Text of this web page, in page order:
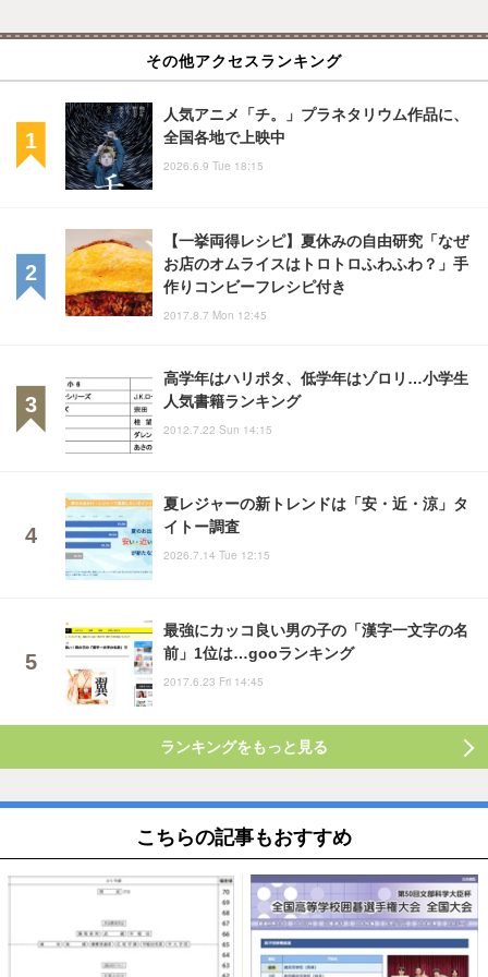
その他アクセスランキング
人気アニメ「チ。」プラネタリウム作品に、
全国各地で上映中
2026.6.9 Tue 18:15
【一挙両得レシピ】夏休みの自由研究「なぜ
お店のオムライスはトロトロふわふわ？」手
作りコンビーフレシピ付き
2017.8.7 Mon 12:45
高学年はハリポタ、低学年はゾロリ…小学生
人気書籍ランキング
2012.7.22 Sun 14:15
夏レジャーの新トレンドは「安・近・涼」タ
イトー調査
2026.7.14 Tue 12:15
最強にカッコ良い男の子の「漢字一文字の名
前」1位は…gooランキング
2017.6.23 Fri 14:45
ランキングをもっと見る
こちらの記事もおすすめ